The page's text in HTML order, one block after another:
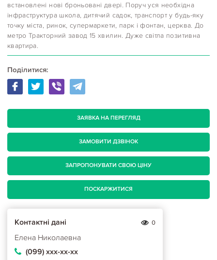
встановлені нові броньовані двері. Поруч уся необхідна
інфраструктура школа, дитячий садок, транспорт у будь-яку
точку міста, ринок, супермаркети, парк і фонтан, церква. До
метро Тракторний завод 15 хвилин. Дуже світла позитивна
квартира.
Поділитися:
ЗАЯВКА НА ПЕРЕГЛЯД
ЗАМОВИТИ ДЗВІНОК
ЗАПРОПОНУВАТИ СВОЮ ЦІНУ
ПОСКАРЖИТИСЯ
Контактні дані 0
Елена Николаевна
(099) ххх-хх-хх